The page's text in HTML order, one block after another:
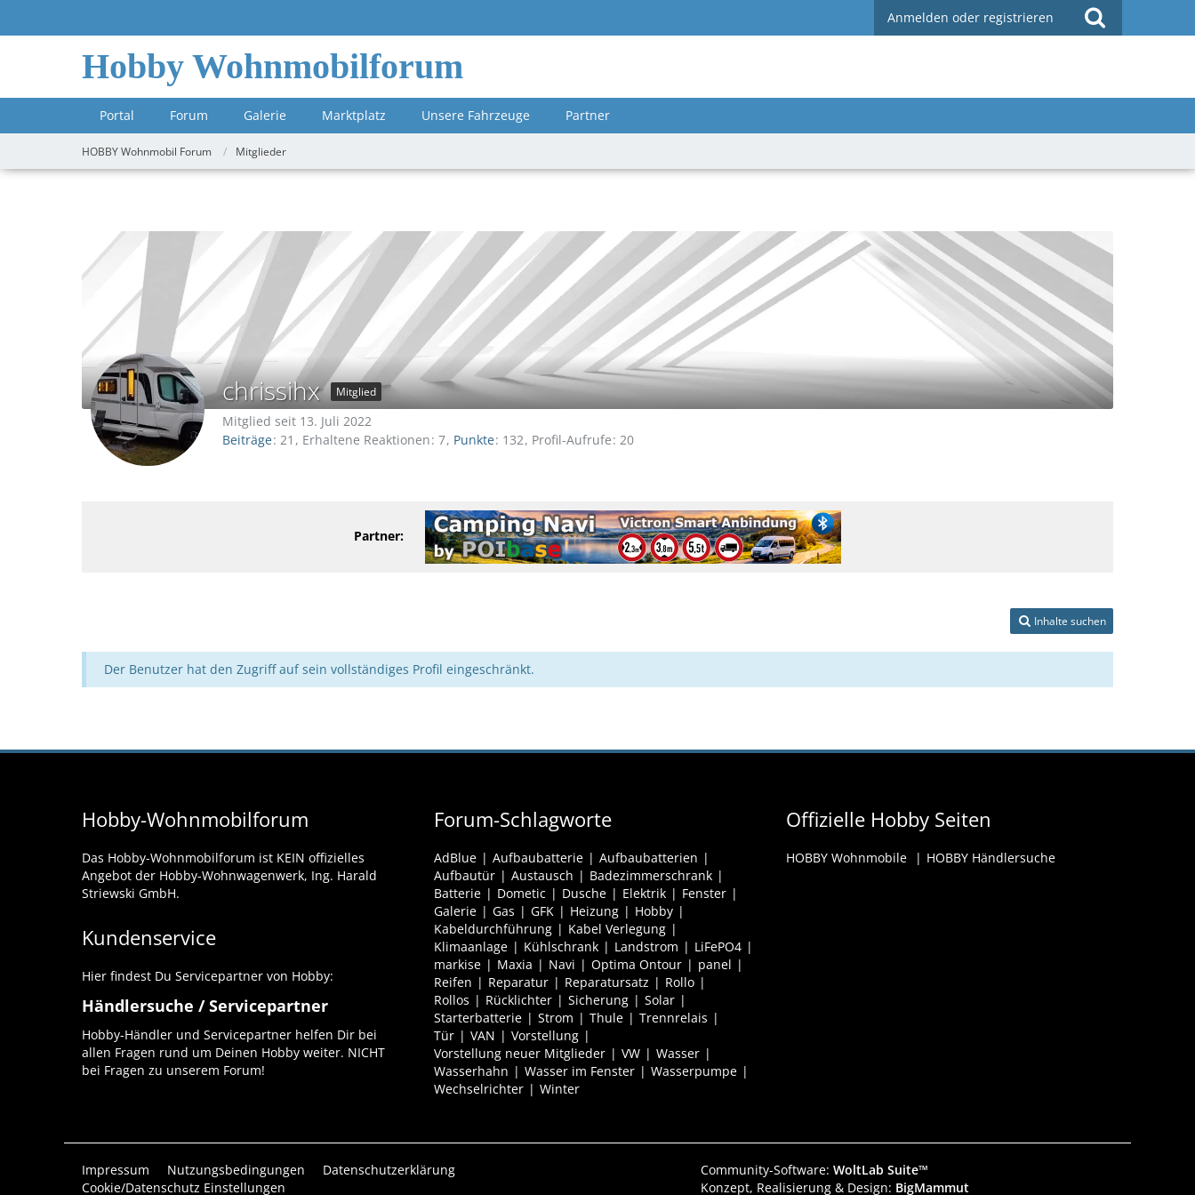
Anmelden oder registrieren
Hobby Wohnmobilforum
Portal Forum Galerie Marktplatz Unsere Fahrzeuge Partner
HOBBY Wohnmobil Forum Mitglieder
chrissihx Mitglied
Mitglied seit 13. Juli 2022
Beiträge 21 Erhaltene Reaktionen 7 Punkte 132 Profil-Aufrufe 20
Partner:
Inhalte suchen
Der Benutzer hat den Zugriff auf sein vollständiges Profil eingeschränkt.
Hobby-Wohnmobilforum
Das Hobby-Wohnmobilforum ist KEIN offizielles
Angebot der Hobby-Wohnwagenwerk, Ing. Harald
Striewski GmbH.
Kundenservice
Hier findest Du Servicepartner von Hobby:
Händlersuche / Servicepartner
Hobby-Händler und Servicepartner helfen Dir bei
allen Fragen rund um Deinen Hobby weiter. NICHT
bei Fragen zu unserem Forum!
Forum-Schlagworte
AdBlue Aufbaubatterie
Aufbaubatterien
Aufbautür
Austausch
Badezimmerschrank
Batterie
Dometic Dusche Elektrik
Fenster
Galerie
Gas GFK Heizung
Hobby
Kabeldurchführung
Kabel Verlegung
Klimaanlage
Kühlschrank Landstrom
LiFePO4
markise
Maxia Navi Optima Ontour
panel
Reifen
Reparatur Reparatursatz
Rollo
Rollos
Rücklichter Sicherung
Solar
Starterbatterie
Strom Thule
Trennrelais
Tür
VAN
Vorstellung
Vorstellung neuer Mitglieder
VW
Wasser
Wasserhahn
Wasser im Fenster
Wasserpumpe
Wechselrichter
Winter
Offizielle Hobby Seiten
HOBBY Wohnmobile HOBBY Händlersuche
Impressum Nutzungsbedingungen
Datenschutzerklärung
Cookie/Datenschutz Einstellungen
Community-Software: WoltLab Suite™
Konzept, Realisierung & Design: BigMammut